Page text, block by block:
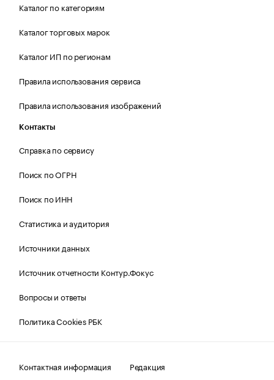
Каталог по категориям
Каталог торговых марок
Каталог ИП по регионам
Правила использования сервиса
Правила использования изображений
Контакты
Справка по сервису
Поиск по ОГРН
Поиск по ИНН
Статистика и аудитория
Источники данных
Источник отчетности Контур.Фокус
Вопросы и ответы
Политика Cookies РБК
Контактная информация Редакция